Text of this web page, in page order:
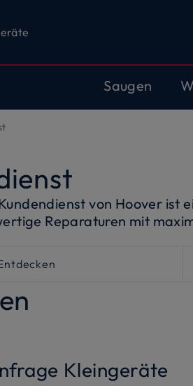
Saugen
von Hoover ist
Reparaturen mit
Kleingeräte